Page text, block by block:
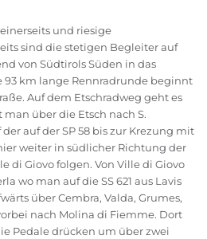
und riesige
sind die stetigen Begleiter auf
von Südtirols Süden in das
93 km lange Rennradrunde beginnt
Auf dem Etschradweg geht es
über die Etsch nach S.
auf der SP 58 bis zur Krezung mit
weiter in südlicher Richtung der
di Giovo folgen. Von Ville di Giovo
wo man auf die SS 621 aus Lavis
über Cembra, Valda, Grumes,
nach Molina di Fiemme. Dort
Pedale drücken um über zwei